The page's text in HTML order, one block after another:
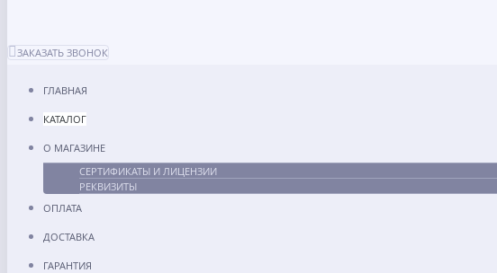
ЗАКАЗАТЬ ЗВОНОК
ГЛАВНАЯ
КАТАЛОГ
О МАГАЗИНЕ
СЕРТИФИКАТЫ И ЛИЦЕНЗИИ
РЕКВИЗИТЫ
ОПЛАТА
ДОСТАВКА
ГАРАНТИЯ